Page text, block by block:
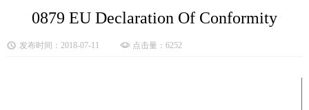
0879 EU Declaration Of Conformity
发布时间：2018-07-11 点击量：6252